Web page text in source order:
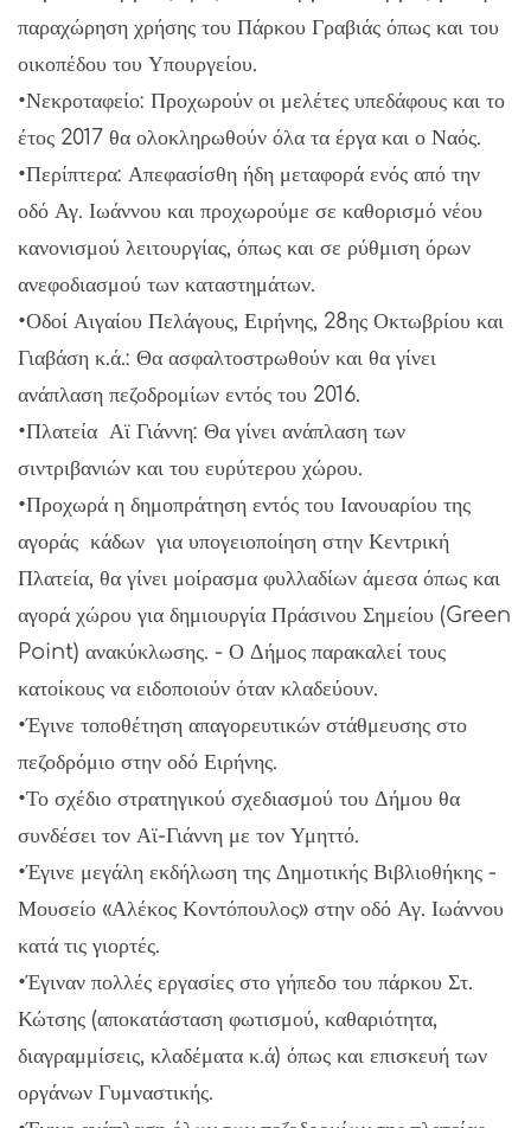
παραχώρηση χρήσης του Πάρκου Γραβιάς όπως και του
οικοπέδου του Υπουργείου.
•Νεκροταφείο: Προχωρούν οι μελέτες υπεδάφους και το
έτος 2017 θα ολοκληρωθούν όλα τα έργα και ο Ναός.
•Περίπτερα: Απεφασίσθη ήδη μεταφορά ενός από την
οδό Αγ. Ιωάννου και προχωρούμε σε καθορισμό νέου
κανονισμού λειτουργίας, όπως και σε ρύθμιση όρων
ανεφοδιασμού των καταστημάτων.
•Οδοί Αιγαίου Πελάγους, Ειρήνης, 28ης Οκτωβρίου και
Γιαβάση κ.ά.: Θα ασφαλτοστρωθούν και θα γίνει
ανάπλαση πεζοδρομίων εντός του 2016.
•Πλατεία Αϊ Γιάννη: Θα γίνει ανάπλαση των
σιντριβανιών και του ευρύτερου χώρου.
•Προχωρά η δημοπράτηση εντός του Ιανουαρίου της
αγοράς κάδων για υπογειοποίηση στην Κεντρική
Πλατεία, θα γίνει μοίρασμα φυλλαδίων άμεσα όπως και
αγορά χώρου για δημιουργία Πράσινου Σημείου (Green
Point) ανακύκλωσης. - Ο Δήμος παρακαλεί τους
κατοίκους να ειδοποιούν όταν κλαδεύουν.
•Έγινε τοποθέτηση απαγορευτικών στάθμευσης στο
πεζοδρόμιο στην οδό Ειρήνης.
•Το σχέδιο στρατηγικού σχεδιασμού του Δήμου θα
συνδέσει τον Αϊ-Γιάννη με τον Υμηττό.
•Έγινε μεγάλη εκδήλωση της Δημοτικής Βιβλιοθήκης -
Μουσείο «Αλέκος Κοντόπουλος» στην οδό Αγ. Ιωάννου
κατά τις γιορτές.
•Έγιναν πολλές εργασίες στο γήπεδο του πάρκου Στ.
Κώτσης (αποκατάσταση φωτισμού, καθαριότητα,
διαγραμμίσεις, κλαδέματα κ.ά) όπως και επισκευή των
οργάνων Γυμναστικής.